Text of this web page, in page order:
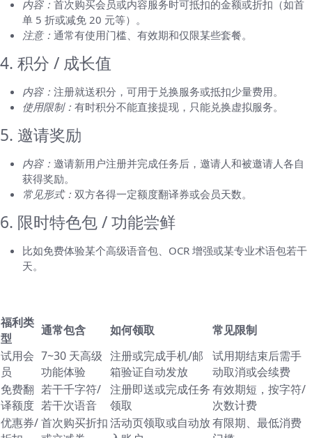
内容： 首次购买会员或内容服务时可抵扣的金额或折扣（如首
单 5 折或减免 20 元等）。
注意： 通常有使用门槛、有效期和仅限某些套餐。
4. 积分 / 成长值
内容： 注册就送积分，可用于兑换服务或抵扣少量费用。
使用限制： 有时积分不能直接提现，只能兑换虚拟服务。
5. 邀请奖励
内容： 邀请新用户注册并完成任务后，邀请人和被邀请人各自
获得奖励。
常见形式： 双方各得一定额度翻译券或会员天数。
6. 限时特色包 / 功能尝鲜
比如免费体验某个高级语音包、OCR 增强或某专业术语包若干
天。
福利类
型
通常包含 如何领取
常见限制
试用会
员
7~30 天高级
功能体验
注册或完成手机/邮
箱验证自动发放
试用期结束后需手
动取消或会续费
免费翻
译额度
若干千字符/
若干次语音
注册即送或完成任务
领取
有效期短，按字符/
次数计费
优惠券/首次购买折扣活动页领取或自动放有限期、最低消费